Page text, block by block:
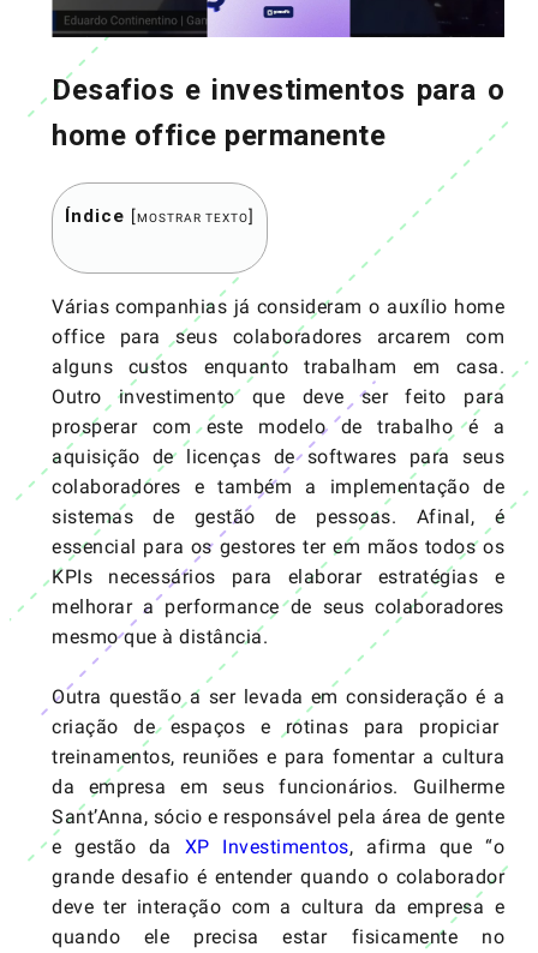
Desafios e investimentos para o
home office permanente
Índice [MOSTRAR TEXTO]
Várias companhias já consideram o auxílio home
office para seus colaboradores arcarem com
alguns custos enquanto trabalham em casa.
Outro investimento que deve ser feito para
prosperar com este modelo de trabalho é a
aquisição de licenças de softwares para seus
colaboradores e também a implementação de
sistemas de gestão de pessoas. Afinal, é
essencial para os gestores ter em mãos todos os
KPIs necessários para elaborar estratégias e
melhorar a performance de seus colaboradores
mesmo que à distância.
Outra questão a ser levada em consideração é a
criação de espaços e rotinas para propiciar
treinamentos, reuniões e para fomentar a cultura
da empresa em seus funcionários. Guilherme
Sant’Anna, sócio e responsável pela área de gente
e gestão da XP Investimentos, afirma que “o
grande desafio é entender quando o colaborador
deve ter interação com a cultura da empresa e
quando ele precisa estar fisicamente no